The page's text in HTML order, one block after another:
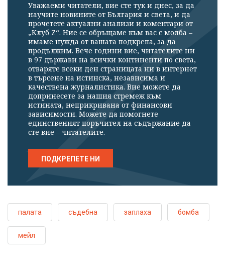
Уважаеми читатели, вие сте тук и днес, за да
научите новините от България и света, и да
прочетете актуални анализи и коментари от
„Клуб Z“. Ние се обръщаме към вас с молба –
имаме нужда от вашата подкрепа, за да
продължим. Вече години вие, читателите ни
в 97 държави на всички континенти по света,
отваряте всеки ден страницата ни в интернет
в търсене на истинска, независима и
качествена журналистика. Вие можете да
допринесете за нашия стремеж към
истината, неприкривана от финансови
зависимости. Можете да помогнете
единственият поръчител на съдържание да
сте вие – читателите.
ПОДКРЕПЕТЕ НИ
палата съдебна заплаха бомба
мейл